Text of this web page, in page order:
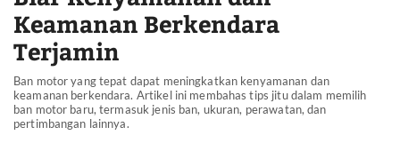
Keamanan Berkendara
Terjamin
Ban motor yang tepat dapat meningkatkan kenyamanan dan
keamanan berkendara. Artikel ini membahas tips jitu dalam memilih
ban motor baru, termasuk jenis ban, ukuran, perawatan, dan
pertimbangan lainnya.